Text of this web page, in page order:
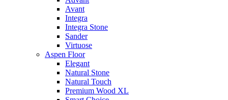
Avant
Integra
Integra Stone
Sander
Virtuose
Aspen Floor
Elegant
Natural Stone
Natural Touch
Premium Wood XL